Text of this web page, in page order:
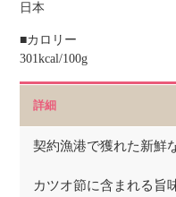
日本
■カロリー
301kcal/100g
詳細
契約漁港で獲れた新鮮
カツオ節に含まれる旨